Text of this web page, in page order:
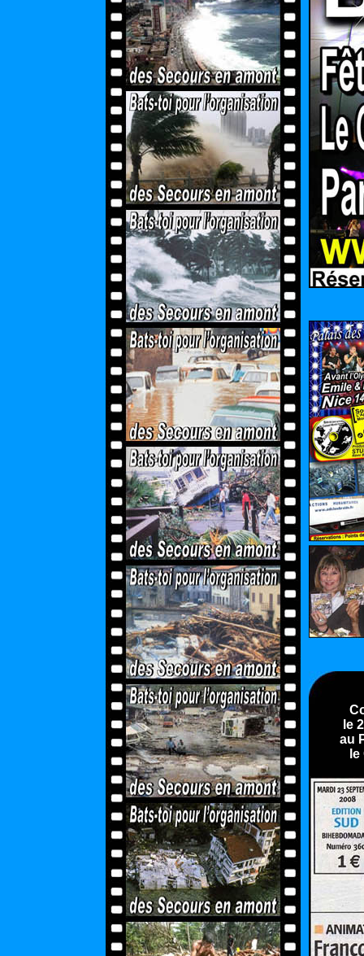
le
au